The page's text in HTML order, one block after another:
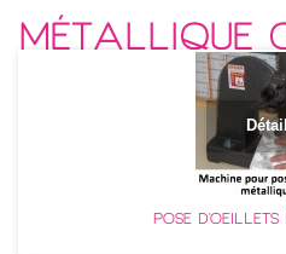
MÉTALLIQUE
POSE